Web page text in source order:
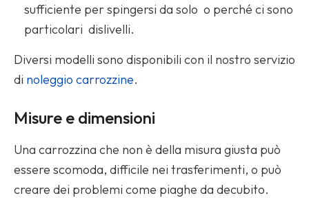
sufficiente per spingersi da solo o perché ci sono
particolari dislivelli.
Diversi modelli sono disponibili con il nostro servizio
di noleggio carrozzine.
Misure e dimensioni
Una carrozzina che non è della misura giusta può
essere scomoda, difficile nei trasferimenti, o può
creare dei problemi come piaghe da decubito.